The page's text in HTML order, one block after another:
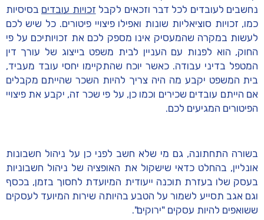
נחשבים לעובדים לכל דבר וזכאים לקבל זכויות עובדים בסיסיות
כמו, זכויות סוציאליות שונות ואפילו פיצויי פיטורים. כל שיש לכם
לעשות במקרה שהמעסיק אינו מספק לכם את זכויותיכם על פי
החוק, הוא לפנות עם העניין לבית משפט בייצוג של עורך דין
המטפל בדיני עבודה. כאשר יוכח שהתקיימו יחסי עובד מעביד,
בית המשפט יקבע מה היה צריך להיות השכר שהייתם מקבלים
אם הייתם עובדים שכירים וכמו כן, על פי שכר זה, יקבע את פיצויי
הפיטורים המגיעים לכם.
בשורה התחתונה, גם מי שלא חשב לפני כן על ניהול חשבונות
אונליין, בהחלט כדאי שישקול את האופציה של ניהול חשבוניות
בעסק שלו בעזרת תוכנה ייעודית המיועדת לחסוך בזמן, בכסף
וגם אגב תסייע לשמור על הטבע בהיותה שירות המיועד לעסקים
ששואפים להיות עסקים "ירוקים".